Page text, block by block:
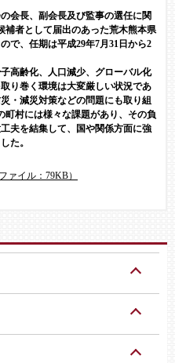
会長、副会長及び監事の選任に関
補者として届出のあった荒木熊本県
で、任期は平成29年7月31日から2
高齢化、人口減少、グローバル化
り巻く環境は大変厳しい状況であ
・減災対策などの問題にも取り組
町村には様々な課題があり、その負
夫を結集して、国や関係方面に強
た。
ァイル：79KB）